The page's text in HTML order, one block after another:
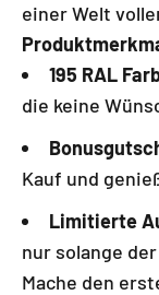
einer Welt
195 RAL
die keine
Kauf und
Limitierte
nur solange
Mache den